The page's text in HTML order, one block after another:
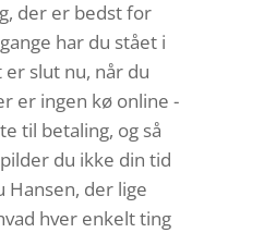
der er bedst for
har du stået i
slut nu, når du
er ingen kø online -
til betaling, og så
du ikke din tid
Hansen, der lige
hver enkelt ting